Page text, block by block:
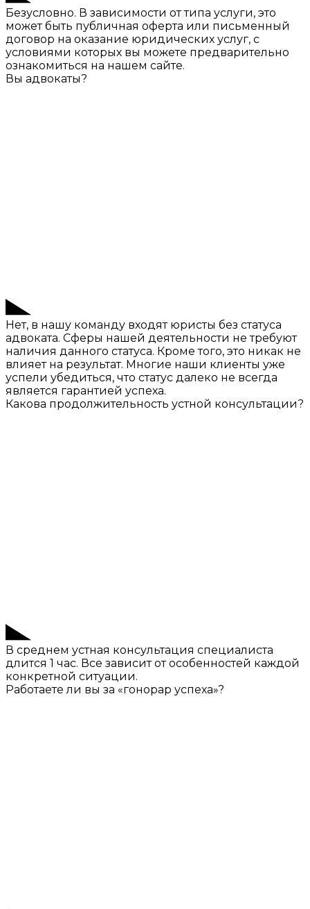
Безусловно. В зависимости от типа услуги, это
может быть публичная оферта или письменный
договор на оказание юридических услуг, с
условиями которых вы можете предварительно
ознакомиться на нашем сайте.
Вы адвокаты?
Нет, в нашу команду входят юристы без статуса
адвоката. Сферы нашей деятельности не требуют
наличия данного статуса. Кроме того, это никак не
влияет на результат. Многие наши клиенты уже
успели убедиться, что статус далеко не всегда
является гарантией успеха.
Какова продолжительность устной консультации?
В среднем устная консультация специалиста
длится 1 час. Все зависит от особенностей каждой
конкретной ситуации.
Работаете ли вы за «гонорар успеха»?